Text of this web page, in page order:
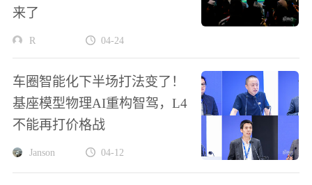
来了
R 04-24
车圈智能化下半场打法变了！
基座模型物理AI重构智驾，L4
不能再打价格战
Janson 04-12